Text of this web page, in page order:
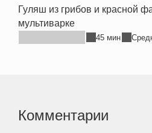
Гуляш из грибов и красной
мультиварке
45 мин
Комментарии